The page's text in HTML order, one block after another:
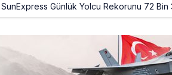
SunExpress Günlük Yolcu Rekorunu 72 Bin
Aslıhan Güven, Airport Leader of the Future